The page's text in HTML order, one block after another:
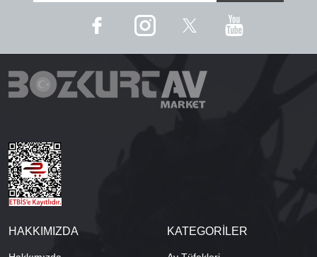
HAKKIMIZDA KATEGORİLER